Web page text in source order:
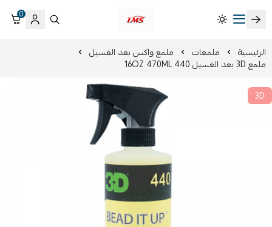
متجر لمسات الشرقية لزينة سيارات LMS
0
الرئيسية ملمعات ملمع واكس بعد الغسيل
ملمع 3D بعد الغسيل 440 16OZ 470ML
3D